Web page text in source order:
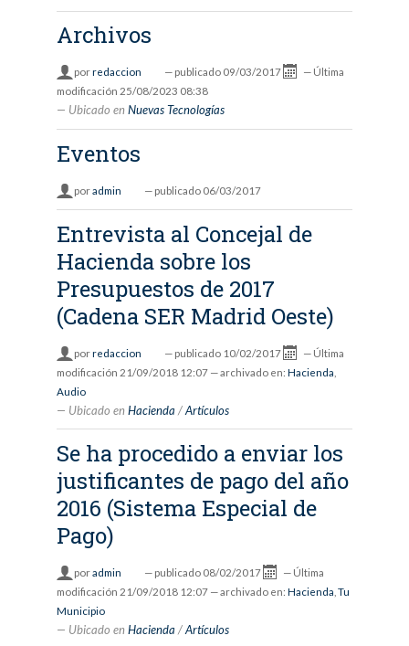
Archivos
porredaccion — publicado 09/03/2017 — Última
modificación 25/08/2023 08:38
Ubicado en Nuevas Tecnologías
Eventos
poradmin — publicado 06/03/2017
Entrevista al Concejal de
Hacienda sobre los
Presupuestos de 2017
(Cadena SER Madrid Oeste)
porredaccion — publicado 10/02/2017 — Última
modificación 21/09/2018 12:07 — archivado en: Hacienda
Audio
Ubicado en Hacienda /Artículos
Se ha procedido a enviar los
justificantes de pago del año
2016 (Sistema Especial de
Pago)
poradmin — publicado 08/02/2017 — Última
modificación 21/09/2018 12:07 — archivado en: Hacienda Tu
Municipio
Ubicado en Hacienda /Artículos